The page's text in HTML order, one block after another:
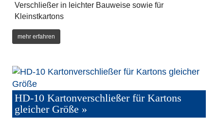
Verschließer in leichter Bauweise sowie für
Kleinstkartons
mehr erfahren
HD-10 Kartonverschließer für Kartons
gleicher Größe »